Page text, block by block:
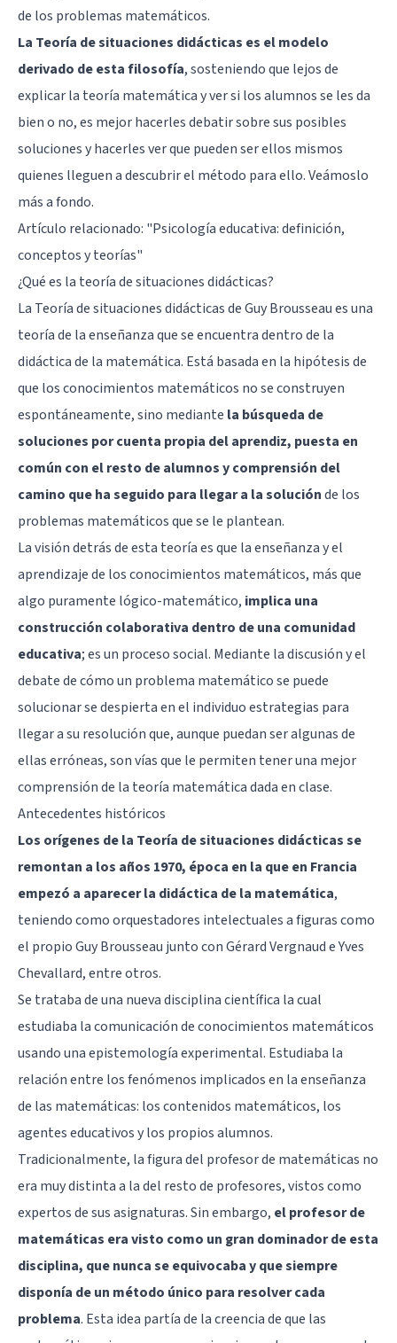
de los problemas matemáticos.
La Teoría de situaciones didácticas es el modelo
derivado de esta filosofía, sosteniendo que lejos de
explicar la teoría matemática y ver si los alumnos se les da
bien o no, es mejor hacerles debatir sobre sus posibles
soluciones y hacerles ver que pueden ser ellos mismos
quienes lleguen a descubrir el método para ello. Veámoslo
más a fondo.
Artículo relacionado: "Psicología educativa: definición,
conceptos y teorías"
¿Qué es la teoría de situaciones didácticas?
La Teoría de situaciones didácticas de Guy Brousseau es una
teoría de la enseñanza que se encuentra dentro de la
didáctica de la matemática. Está basada en la hipótesis de
que los conocimientos matemáticos no se construyen
espontáneamente, sino mediante la búsqueda de
soluciones por cuenta propia del aprendiz, puesta en
común con el resto de alumnos y comprensión del
camino que ha seguido para llegar a la soluciónde los
problemas matemáticos que se le plantean.
La visión detrás de esta teoría es que la enseñanza y el
aprendizaje de los conocimientos matemáticos, más que
algo puramente lógico-matemático, implica una
construcción colaborativa dentro de una comunidad
educativa; es un proceso social. Mediante la discusión y el
debate de cómo un problema matemático se puede
solucionar se despierta en el individuo estrategias para
llegar a su resolución que, aunque puedan ser algunas de
ellas erróneas, son vías que le permiten tener una mejor
comprensión de la teoría matemática dada en clase.
Antecedentes históricos
Los orígenes de la Teoría de situaciones didácticas se
remontan a los años 1970, época en la que en Francia
empezó a aparecer la didáctica de la matemática,
teniendo como orquestadores intelectuales a figuras como
el propio Guy Brousseau junto con Gérard Vergnaud e Yves
Chevallard, entre otros.
Se trataba de una nueva disciplina científica la cual
estudiaba la comunicación de conocimientos matemáticos
usando una epistemología experimental. Estudiaba la
relación entre los fenómenos implicados en la enseñanza
de las matemáticas: los contenidos matemáticos, los
agentes educativos y los propios alumnos.
Tradicionalmente, la figura del profesor de matemáticas no
era muy distinta a la del resto de profesores, vistos como
expertos de sus asignaturas. Sin embargo, el profesor de
matemáticas era visto como un gran dominador de esta
disciplina, que nunca se equivocaba y que siempre
disponía de un método único para resolver cada
problema. Esta idea partía de la creencia de que las